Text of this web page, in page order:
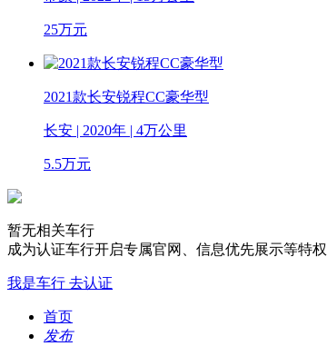
25万元
2021款长安锐程CC豪华型
长安 | 2020年 | 4万公里
5.5万元
暂无相关车行
成为认证车行开启专属官网、信息优先展示等特权
我是车行 去认证
首页
发布